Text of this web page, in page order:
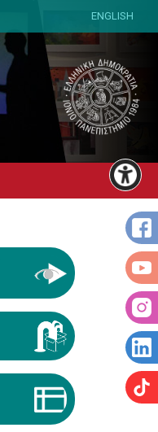
ENGLISH